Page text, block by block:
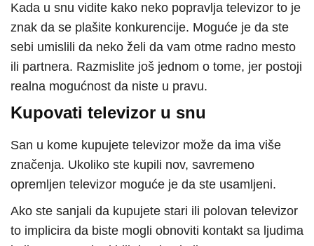
Kada u snu vidite kako neko popravlja televizor to je
znak da se plašite konkurencije. Moguće je da ste
sebi umislili da neko želi da vam otme radno mesto
ili partnera. Razmislite još jednom o tome, jer postoji
realna mogućnost da niste u pravu.
Kupovati televizor u snu
San u kome kupujete televizor može da ima više
značenja. Ukoliko ste kupili nov, savremeno
opremljen televizor moguće je da ste usamljeni.
Ako ste sanjali da kupujete stari ili polovan televizor
to implicira da biste mogli obnoviti kontakt sa ljudima